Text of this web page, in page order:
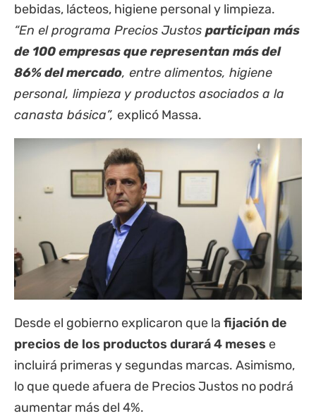
bebidas, lácteos, higiene personal y limpieza.
“En el programa Precios Justos participan más
de 100 empresas que representan más del
86% del mercado, entre alimentos, higiene
personal, limpieza y productos asociados a la
canasta básica”, explicó Massa.
Desde el gobierno explicaron que la fijación de
precios de los productos durará 4 meses e
incluirá primeras y segundas marcas. Asimismo,
lo que quede afuera de Precios Justos no podrá
aumentar más del 4%.